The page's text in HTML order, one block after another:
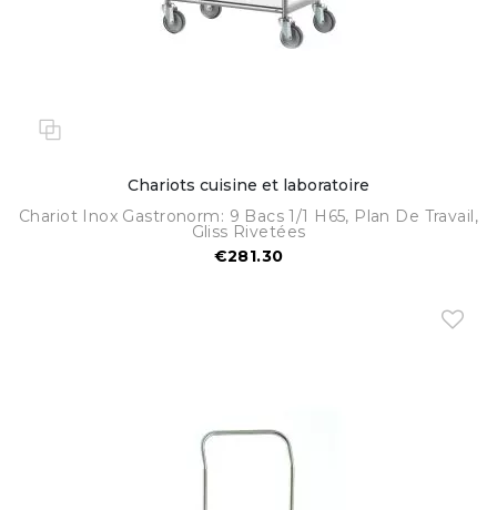
Chariots cuisine et laboratoire
Chariot Inox Gastronorm: 9 Bacs 1/1 H65, Plan De Travail,
Gliss Rivetées
€281.30